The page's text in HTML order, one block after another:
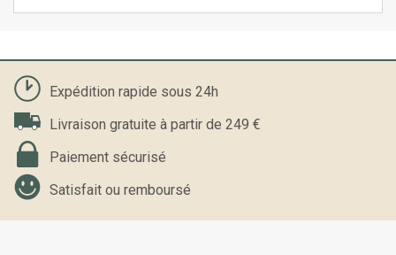
Expédition rapide sous 24h
Livraison gratuite à partir de 249 €
Paiement sécurisé
Satisfait ou remboursé